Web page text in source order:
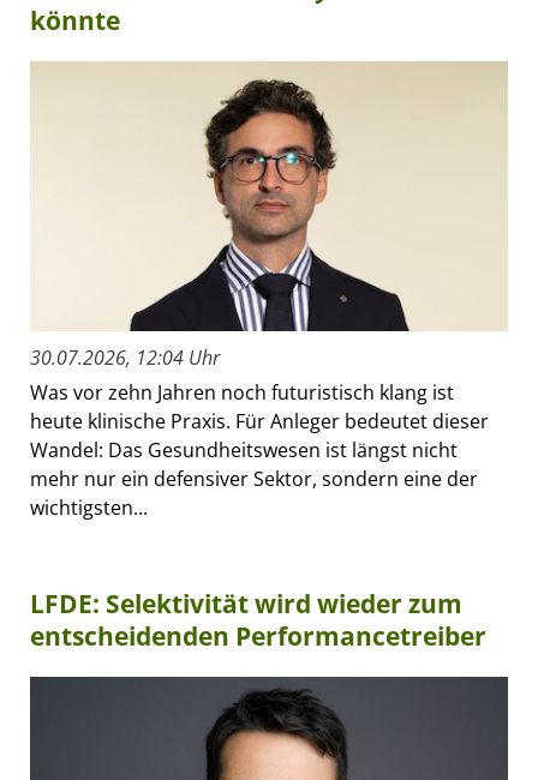
könnte
30.07.2026, 12:04 Uhr
Was vor zehn Jahren noch futuristisch klang ist
heute klinische Praxis. Für Anleger bedeutet dieser
Wandel: Das Gesundheitswesen ist längst nicht
mehr nur ein defensiver Sektor, sondern eine der
wichtigsten...
LFDE: Selektivität wird wieder zum
entscheidenden Performancetreiber